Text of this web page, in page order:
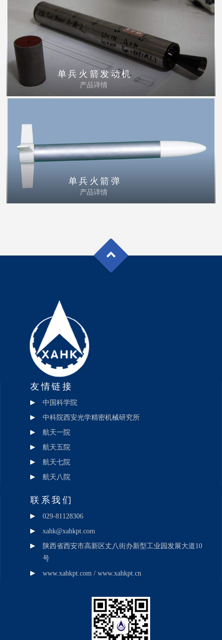
单兵火箭发动机
产品详情
单兵火箭弹
产品详情
友情链接
中国科学院
中科院西安光学精密机械研究所
航天一院
航天五院
航天七院
航天八院
联系我们
029-81128306
xahk@xahkpt.com
陕西省西安市高新区丈八街办新型工业园发展大道10
号
www.xahkpt.com / www.xahkpt.cn